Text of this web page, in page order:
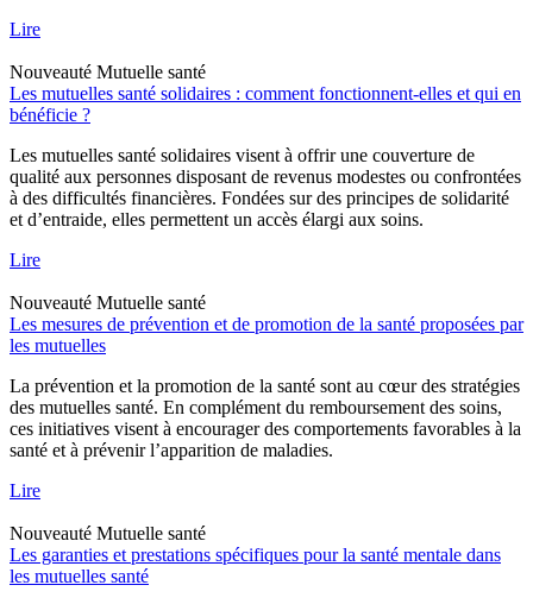
Lire
Nouveauté Mutuelle santé
Les mutuelles santé solidaires : comment fonctionnent-elles et qui en
bénéficie ?
Les mutuelles santé solidaires visent à offrir une couverture de
qualité aux personnes disposant de revenus modestes ou confrontées
à des difficultés financières. Fondées sur des principes de solidarité
et d’entraide, elles permettent un accès élargi aux soins.
Lire
Nouveauté Mutuelle santé
Les mesures de prévention et de promotion de la santé proposées par
les mutuelles
La prévention et la promotion de la santé sont au cœur des stratégies
des mutuelles santé. En complément du remboursement des soins,
ces initiatives visent à encourager des comportements favorables à la
santé et à prévenir l’apparition de maladies.
Lire
Nouveauté Mutuelle santé
Les garanties et prestations spécifiques pour la santé mentale dans
les mutuelles santé